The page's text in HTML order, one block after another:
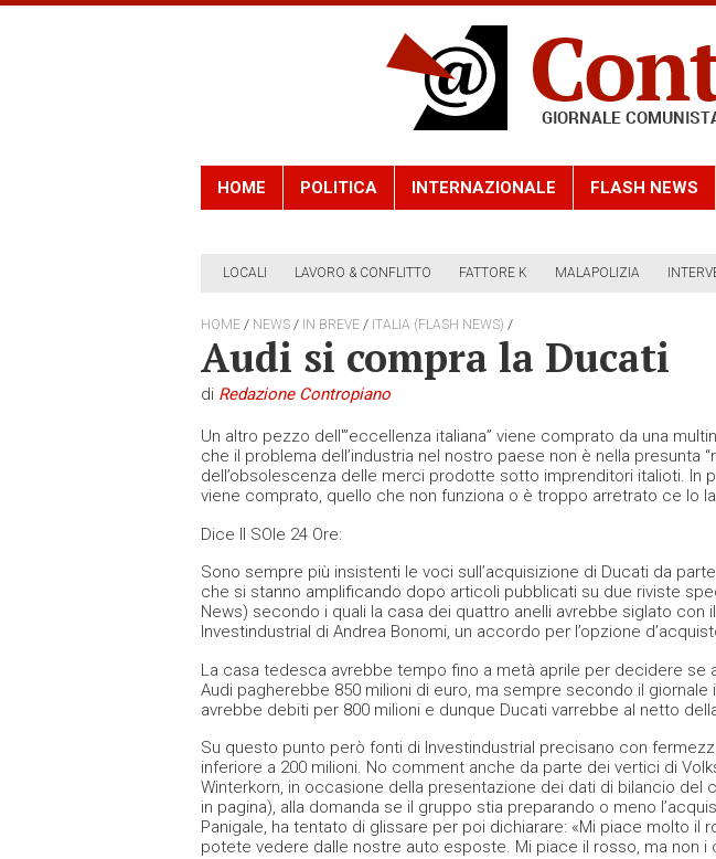
HOME POLITICA INTERNAZIONALE FLASH NEWS
LOCALI LAVORO & CONFLITTO FATTORE K MALAPOLIZIA
HOME / NEWS / IN BREVE / ITALIA (FLASH NEWS) /
Audi si compra la Ducati
di Redazione Contropiano
Un altro pezzo dell'”eccellenza italiana” viene comprato da una
che il problema dell’industria nel nostro paese non è nella presunta
dell’obsolescenza delle merci prodotte sotto imprenditori italioti. In
viene comprato, quello che non funziona o è troppo arretrato ce lo
Dice Il SOle 24 Ore:
Sono sempre più insistenti le voci sull’acquisizione di Ducati da
che si stanno amplificando dopo articoli pubblicati su due riviste
News) secondo i quali la casa dei quattro anelli avrebbe siglato
Investindustrial di Andrea Bonomi, un accordo per l’opzione
La casa tedesca avrebbe tempo fino a metà aprile per decidere se
Audi pagherebbe 850 milioni di euro, ma sempre secondo il giornale
avrebbe debiti per 800 milioni e dunque Ducati varrebbe al netto
Su questo punto però fonti di Investindustrial precisano con
inferiore a 200 milioni. No comment anche da parte dei vertici di
Winterkorn, in occasione della presentazione dei dati di bilancio del
in pagina), alla domanda se il gruppo stia preparando o meno
Panigale, ha tentato di glissare per poi dichiarare: «Mi piace molto il
potete vedere dalle nostre auto esposte. Mi piace il rosso, ma non i